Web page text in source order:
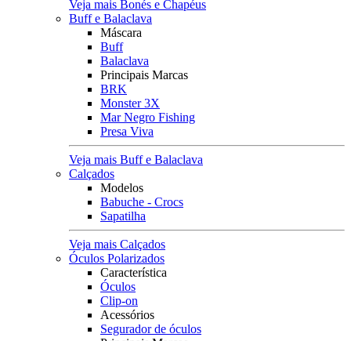
Veja mais Bonés e Chapéus
Buff e Balaclava
Máscara
Buff
Balaclava
Principais Marcas
BRK
Monster 3X
Mar Negro Fishing
Presa Viva
Veja mais Buff e Balaclava
Calçados
Modelos
Babuche - Crocs
Sapatilha
Veja mais Calçados
Óculos Polarizados
Característica
Óculos
Clip-on
Acessórios
Segurador de óculos